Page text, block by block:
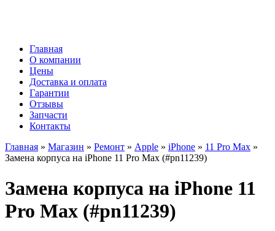
Главная
О компании
Цены
Доставка и оплата
Гарантии
Отзывы
Запчасти
Контакты
Главная » Магазин » Ремонт » Apple » iPhone » 11 Pro Max »
Замена корпуса на iPhone 11 Pro Max (#pn11239)
Замена корпуса на iPhone 11
Pro Max (#pn11239)